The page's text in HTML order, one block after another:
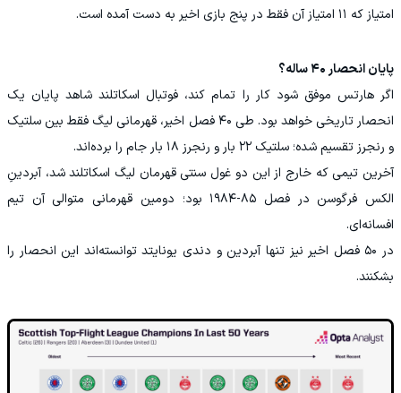
امتیاز که ۱۱ امتیاز آن فقط در پنج بازی اخیر به دست آمده است.
پایان انحصار ۴۰ ساله؟
اگر هارتس موفق شود کار را تمام کند، فوتبال اسکاتلند شاهد پایان یک
انحصار تاریخی خواهد بود. طی ۴۰ فصل اخیر، قهرمانی لیگ فقط بین سلتیک
و رنجرز تقسیم شده؛ سلتیک ۲۲ بار و رنجرز ۱۸ بار جام را برده‌اند.
آخرین تیمی که خارج از این دو غول سنتی قهرمان لیگ اسکاتلند شد، آبردینِ
الکس فرگوسن در فصل ۸۵-۱۹۸۴ بود؛ دومین قهرمانی متوالی آن تیم
افسانه‌ای.
در ۵۰ فصل اخیر نیز تنها آبردین و دندی یونایتد توانسته‌اند این انحصار را
بشکنند.